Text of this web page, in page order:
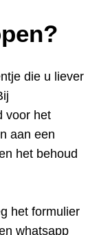
die u liever
voor het
aan een
het behoud
het formulier
whatsapp